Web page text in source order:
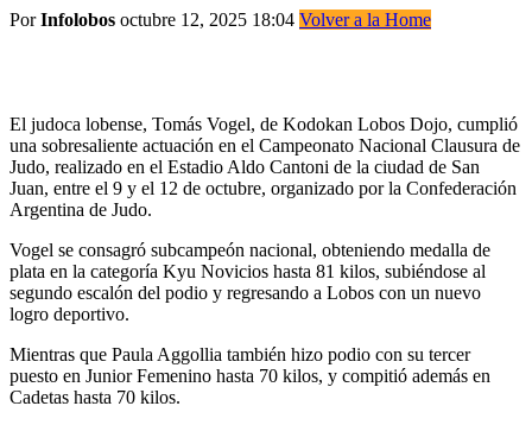
PorInfolobos octubre 12, 2025 18:04 Volver a la Home
El judoca lobense, Tomás Vogel, de Kodokan Lobos Dojo, cumplió
una sobresaliente actuación en el Campeonato Nacional Clausura de
Judo, realizado en el Estadio Aldo Cantoni de la ciudad de San
Juan, entre el 9 y el 12 de octubre, organizado por la Confederación
Argentina de Judo.
Vogel se consagró subcampeón nacional, obteniendo medalla de
plata en la categoría Kyu Novicios hasta 81 kilos, subiéndose al
segundo escalón del podio y regresando a Lobos con un nuevo
logro deportivo.
Mientras que Paula Aggollia también hizo podio con su tercer
puesto en Junior Femenino hasta 70 kilos, y compitió además en
Cadetas hasta 70 kilos.